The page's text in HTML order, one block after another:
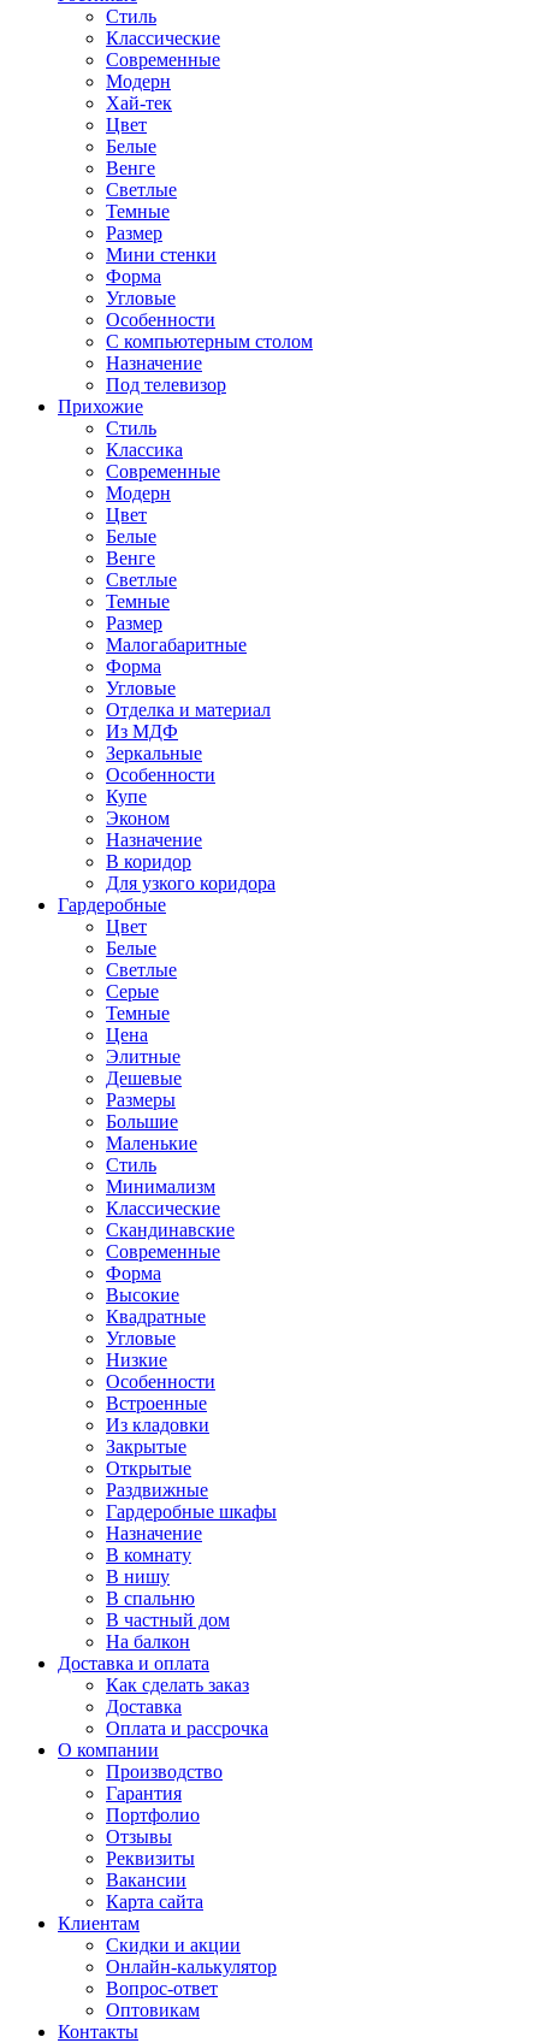
Стиль
Классические
Современные
Модерн
Хай-тек
Цвет
Белые
Венге
Светлые
Темные
Размер
Мини стенки
Форма
Угловые
Особенности
С компьютерным столом
Назначение
Под телевизор
Прихожие
Стиль
Классика
Современные
Модерн
Цвет
Белые
Венге
Светлые
Темные
Размер
Малогабаритные
Форма
Угловые
Отделка и материал
Из МДФ
Зеркальные
Особенности
Купе
Эконом
Назначение
В коридор
Для узкого коридора
Гардеробные
Цвет
Белые
Светлые
Серые
Темные
Цена
Элитные
Дешевые
Размеры
Большие
Маленькие
Стиль
Минимализм
Классические
Скандинавские
Современные
Форма
Высокие
Квадратные
Угловые
Низкие
Особенности
Встроенные
Из кладовки
Закрытые
Открытые
Раздвижные
Гардеробные шкафы
Назначение
В комнату
В нишу
В спальню
В частный дом
На балкон
Доставка и оплата
Как сделать заказ
Доставка
Оплата и рассрочка
О компании
Производство
Гарантия
Портфолио
Отзывы
Реквизиты
Вакансии
Карта сайта
Клиентам
Скидки и акции
Онлайн-калькулятор
Вопрос-ответ
Оптовикам
Контакты